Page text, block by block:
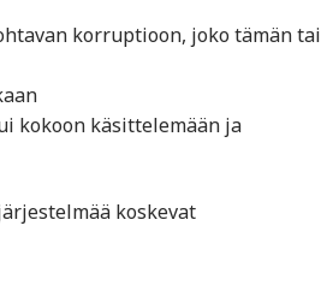
korruptioon, joko tämän tai
kokoon käsittelemään ja
koskevat